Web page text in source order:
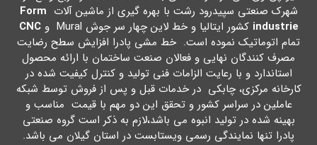
شهرك صنعتی سپیدرود رشت با بهره گیري از ماشین آلات Form
industrie کشور ایتالیا و خط لاین چهار سر جوش Mural و
CNC
تمام اتوماتیک نموده است. خط مشی پادرا افزایش سطح رضایت
مصرف کنندگان نهایی و فعالان صنعت ساختمان با ارائه محصول
استاندارد و با رعایت الزامات فنی تولید و کنترل کیفیت شده در
کارخانه مرکزي، چابکی در خدمات قبل و پس از فروش توسط شبکه
عاملین در سراسر کشور و تحقق این دو مهم با قیمت مناسب و
بهینه شده در تولید انبوه می باشد،لازم به ذکر است گروه صنعتی
پادرا تنها نمایندگی رسمی ویستابست در استان گیلان می باشد.